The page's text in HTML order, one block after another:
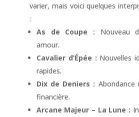
varier, mais voici quelques
:
As de Coupe : Nouveau
amour.
Cavalier d’Épée : Nouvelles
rapides.
Dix de Deniers : Abondance
financière.
Arcane Majeur – La Lune :